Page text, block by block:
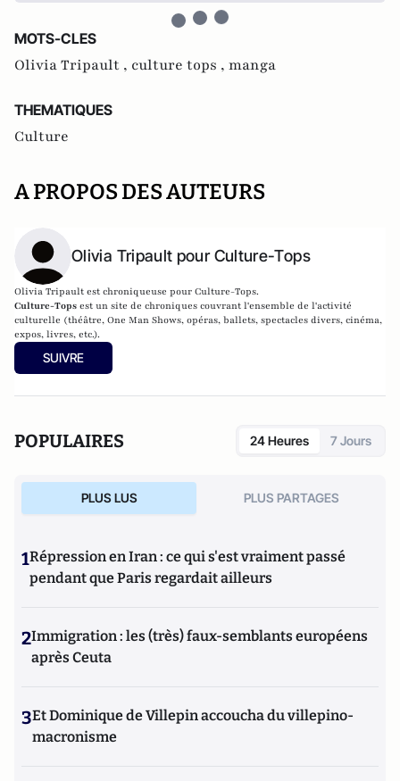
MOTS-CLES
Olivia Tripault , culture tops , manga
THEMATIQUES
Culture
A PROPOS DES AUTEURS
Olivia Tripault pour Culture-Tops
Olivia Tripault est chroniqueuse pour Culture-Tops.
Culture-Tops est un site de chroniques couvrant l'ensemble de l'activité
culturelle (théâtre, One Man Shows, opéras, ballets, spectacles divers, cinéma,
expos, livres, etc.).
SUIVRE
POPULAIRES 24 Heures 7 Jours
PLUS LUS PLUS PARTAGES
1Répression en Iran : ce qui s'est vraiment passé
pendant que Paris regardait ailleurs
2Immigration : les (très) faux-semblants européens
après Ceuta
3Et Dominique de Villepin accoucha du villepino-
macronisme